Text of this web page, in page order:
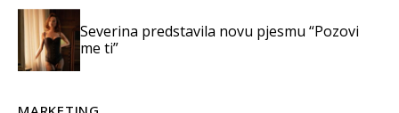
Severina predstavila novu pjesmu “Pozovi
me ti”